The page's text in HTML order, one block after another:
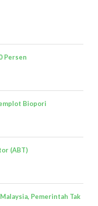
Persen
Biopori
(ABT)
Pemerintah Tak